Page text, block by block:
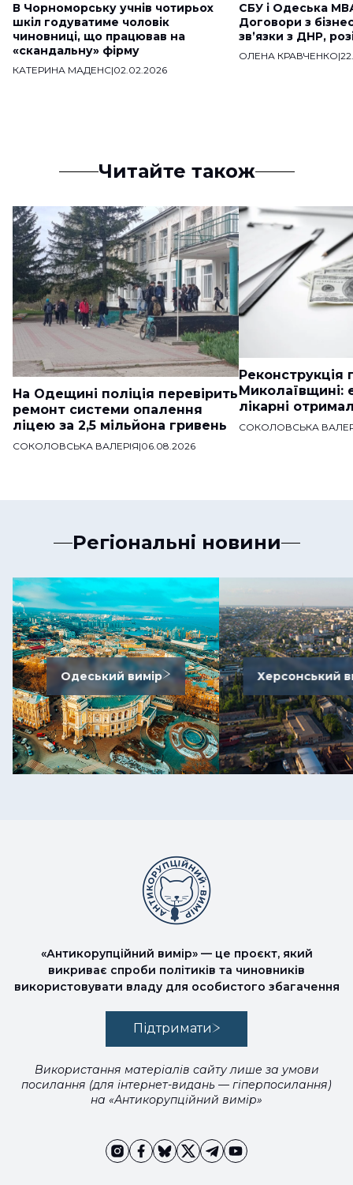
В Чорноморську учнів чотирьох
шкіл годуватиме чоловік
чиновниці, що працював на
«скандальну» фірму
КАТЕРИНА МАДЕНС|02.02.2026
СБУ і Одеська
Договори з
звʼязки з ДНР,
ОЛЕНА КРАВЧЕНКО|
Читайте також
На Одещині поліція перевірить
ремонт системи опалення
ліцею за 2,5 мільйона гривень
СОКОЛОВСЬКА ВАЛЕРІЯ|06.08.2026
Реконструкція
Миколаївщині:
лікарні
СОКОЛОВСЬКА
Регіональні новини
Одеський вимір Херсонський
«Антикорупційний вимір» — це проєкт, який
викриває спроби політиків та чиновників
використовувати владу для особистого збагачення
Підтримати
Використання матеріалів сайту лише за умови
посилання (для інтернет-видань — гіперпосилання)
на «Антикорупційний вимір»